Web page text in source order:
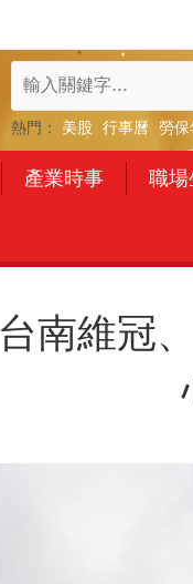
熱門： 美股 行事曆 勞保
產業時事 職
台南維冠